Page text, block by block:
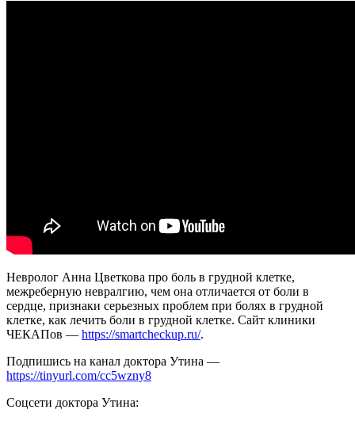
разбор
Невролог Анна Цветкова про боль в грудной клетке,
межреберную невралгию, чем она отличается от боли в
сердце, признаки серьезных проблем при болях в грудной
клетке, как лечить боли в грудной клетке. Сайт клиники
ЧЕКАПов — https://smartcheckup.ru/.
Подпишись на канал доктора Утина —
https://tinyurl.com/cc5wzny8
Соцсети доктора Утина: